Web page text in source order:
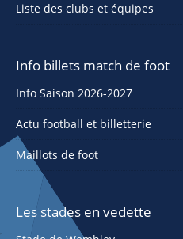
Liste des clubs et équipes
Info billets match de foot
Info Saison 2026-2027
Actu football et billetterie
Maillots de foot
Les stades en vedette